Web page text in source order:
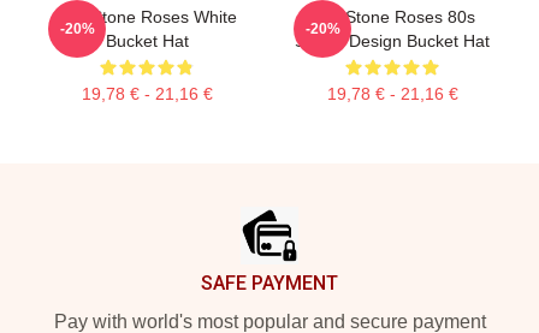
The Stone Roses White
Bucket Hat
19,78 € - 21,16 €
-20%
The Stone Roses 80s
Sports Design Bucket Hat
19,78 € - 21,16 €
-20%
SAFE PAYMENT
Pay with world's most popular and secure payment